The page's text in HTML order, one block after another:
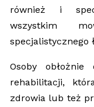
również i
wszystkim
specjalistycznego
Osoby obłożnie
rehabilitacji,
zdrowia lub też